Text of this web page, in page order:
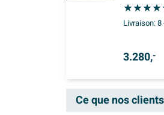
Livraison:8
3.280,-
Ce que nos